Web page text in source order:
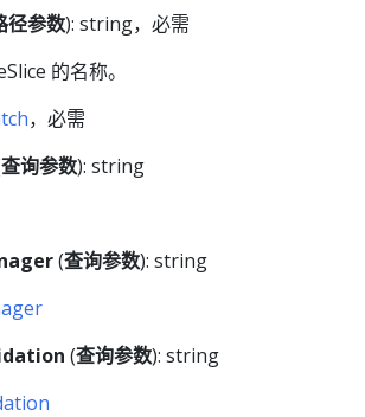
径参数): string，必需
的名称。
，必需
查询参数): string
(查询参数): string
(查询参数): string